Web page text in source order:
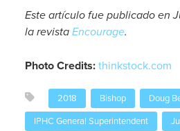
Este artículo fue publicado en
la revistaEncourage.
Photo Credits:thinkstock.com
2018 Bishop Doug
IPHC General Superintendent